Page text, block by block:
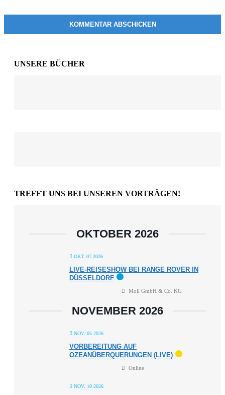
UNSERE BÜCHER
TREFFT UNS BEI UNSEREN VORTRÄGEN!
OKTOBER 2026
OKT. 07 2026
LIVE-REISESHOW BEI RANGE ROVER IN
DÜSSELDORF
Moll GmbH & Co. KG
NOVEMBER 2026
NOV. 05 2026
VORBEREITUNG AUF
OZEANÜBERQUERUNGEN (LIVE)
Online
NOV. 10 2026